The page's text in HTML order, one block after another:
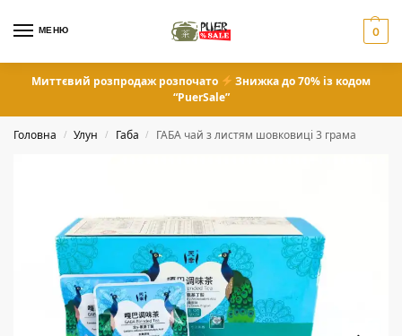
МЕНЮ 0
Миттєвий розпродаж розпочато
Знижка до 70% із кодом
“PuerSale”
Головна / Улун / Габа / ГАБА чай з листям шовковиці 3 грама